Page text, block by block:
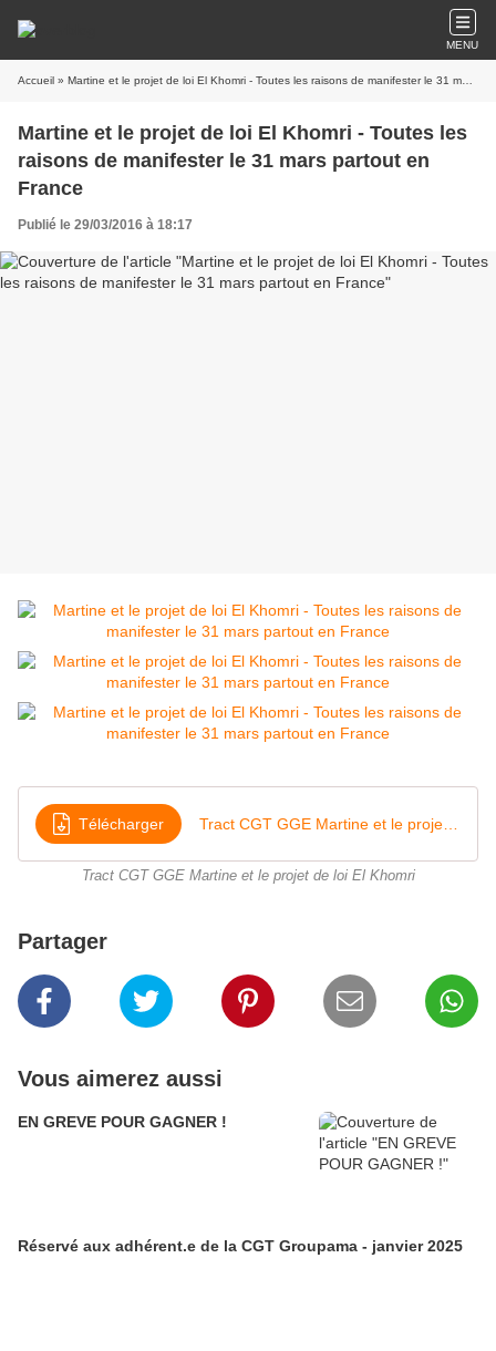
MENU
Accueil » Martine et le projet de loi El Khomri - Toutes les raisons de manifester le 31 mars partout en France
Martine et le projet de loi El Khomri - Toutes les
raisons de manifester le 31 mars partout en
France
Publié le 29/03/2016 à 18:17
Télécharger
Tract CGT GGE Martine et le projet de loi El Khomri
Partager
Vous aimerez aussi
EN GREVE POUR GAGNER !
Réservé aux adhérent.e de la CGT Groupama - janvier 2025